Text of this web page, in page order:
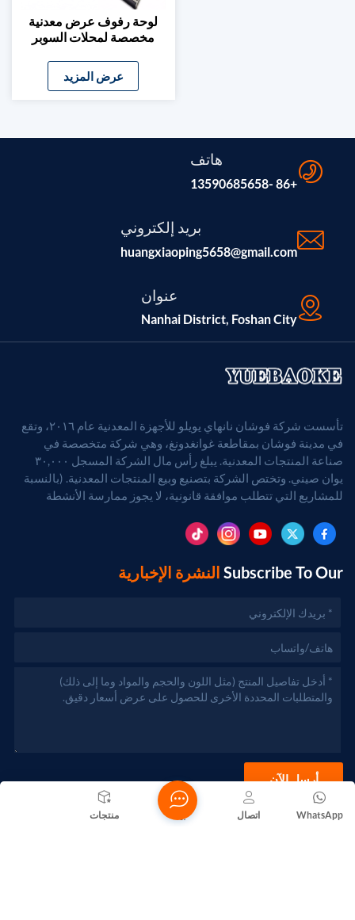
لوحة رفوف عرض معدنية
مخصصة لمحلات السوبر
عرض المزيد
هاتف
+86 -13590685658
بريد إلكتروني
huangxiaoping5658@gmail.com
عنوان
Nanhai District, Foshan City
تأسست شركة فوشان نانهاي يويلو للأجهزة المعدنية عام ٢٠١٦، وتقع
في مدينة فوشان بمقاطعة غوانغدونغ، وهي شركة متخصصة في
صناعة المنتجات المعدنية. يبلغ رأس مال الشركة المسجل ٣٠,٠٠٠
يوان صيني. وتختص الشركة بتصنيع وبيع المنتجات المعدنية. (بالنسبة
للمشاريع التي تتطلب موافقة قانونية، لا يجوز ممارسة الأنشطة
Subscribe To Our النشرة الإخبارية
أرسل الآن
منتجات WhatsApp اتصال